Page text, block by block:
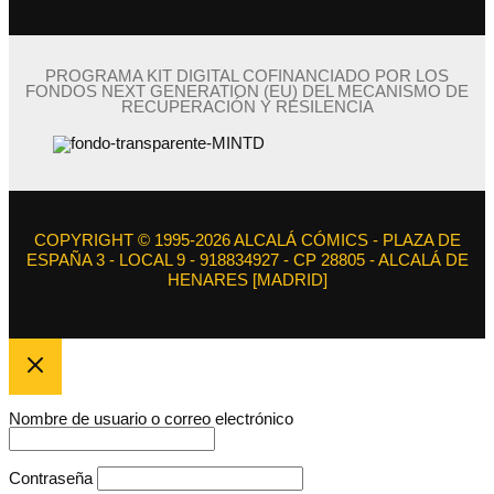
PROGRAMA KIT DIGITAL COFINANCIADO POR LOS
FONDOS NEXT GENERATION (EU) DEL MECANISMO DE
RECUPERACIÓN Y RESILENCIA
COPYRIGHT © 1995-2026 ALCALÁ CÓMICS - PLAZA DE
ESPAÑA 3 - LOCAL 9 - 918834927 - CP 28805 - ALCALÁ DE
HENARES [MADRID]
Nombre de usuario o correo electrónico
Contraseña